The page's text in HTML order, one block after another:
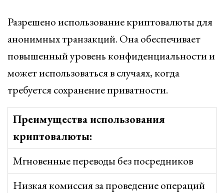
Разрешено использование криптовалюты для
анонимных транзакций. Она обеспечивает
повышенный уровень конфиденциальности и
может использоваться в случаях, когда
требуется сохранение приватности.
Преимущества использования
криптовалюты:
Мгновенные переводы без посредников
Низкая комиссия за проведение операций